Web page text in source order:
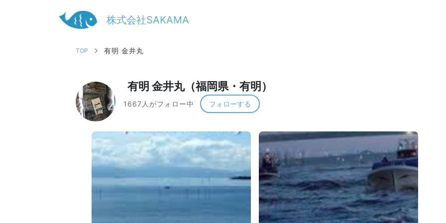
株式会社SAKAMA
TOP 有明 金井丸
有明 金井丸（福岡県・有明）
1667人がフォロー中 フォローする